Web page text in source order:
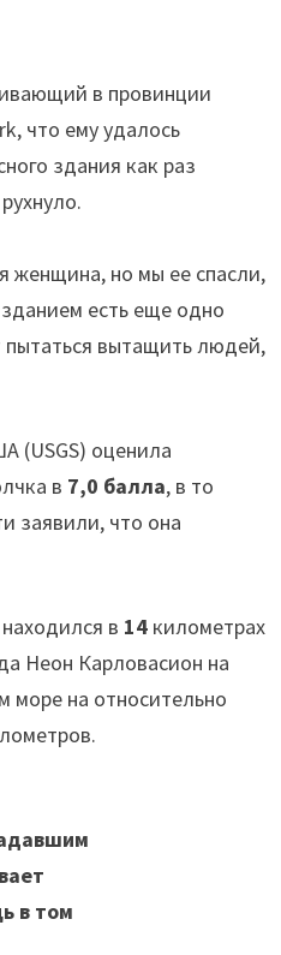
в провинции
что ему удалось
здания как раз
но мы ее спасли,
есть еще одно
вытащить людей,
(USGS) оценила
в 7,0 балла, в то
заявили, что она
в 14километрах
Неон Карловасион на
море на относительно
в том